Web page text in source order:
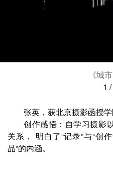
《城
1 /
张英，获北京摄影函授学
创作感悟：自学习摄影
关系， 明白了“记录”与“创
品”的内涵。